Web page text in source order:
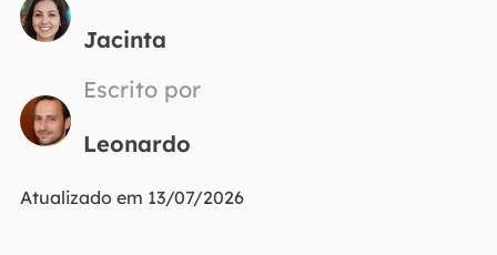
Jacinta
Escrito por
Leonardo
Atualizado em 13/07/2026